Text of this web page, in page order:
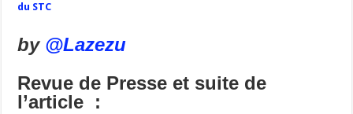
du STC
by @Lazezu
Revue de Presse et suite de
l’article :